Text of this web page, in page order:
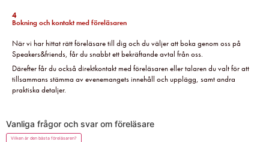
4
Bokning och kontakt med föreläsaren
När vi har hittat rätt föreläsare till dig och du väljer att boka genom oss på
Speakers&friends, får du snabbt ett bekräftande avtal från oss.
Därefter får du också direktkontakt med föreläsaren eller talaren du valt för att
tillsammans stämma av evenemangets innehåll och upplägg, samt andra
praktiska detaljer.
Vanliga frågor och svar om föreläsare
Vilken är den bästa föreläsaren?